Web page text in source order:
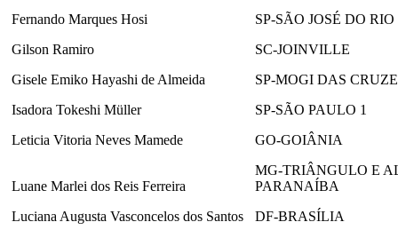
Fernando Marques Hosi
SP-SÃO JOSÉ DO
Gilson Ramiro
SC-JOINVILLE
Gisele Emiko Hayashi de Almeida
SP-MOGI DAS
Isadora Tokeshi Müller
SP-SÃO PAULO 1
Leticia Vitoria Neves Mamede
GO-GOIÂNIA
Luane Marlei dos Reis Ferreira
MG-TRIÂNGULO E
PARANAÍBA
Luciana Augusta Vasconcelos dos Santos
DF-BRASÍLIA